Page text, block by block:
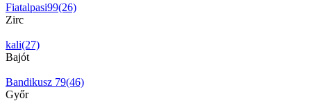
Fiatalpasi99(26)
Zirc
kali(27)
Bajót
Bandikusz 79(46)
Győr